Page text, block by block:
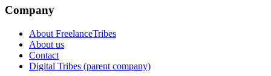
Company
About FreelanceTribes
About us
Contact
Digital Tribes (parent company)